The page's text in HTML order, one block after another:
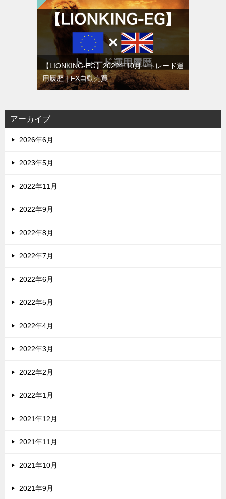
【LIONKING-EG】2022年10月～トレード運
用履歴｜FX自動売買
アーカイブ
2026年6月
2023年5月
2022年11月
2022年9月
2022年8月
2022年7月
2022年6月
2022年5月
2022年4月
2022年3月
2022年2月
2022年1月
2021年12月
2021年11月
2021年10月
2021年9月